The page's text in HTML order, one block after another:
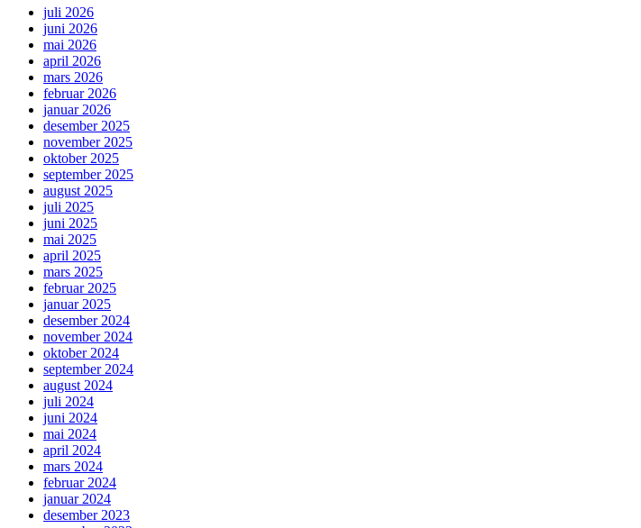
juli 2026
juni 2026
mai 2026
april 2026
mars 2026
februar 2026
januar 2026
desember 2025
november 2025
oktober 2025
september 2025
august 2025
juli 2025
juni 2025
mai 2025
april 2025
mars 2025
februar 2025
januar 2025
desember 2024
november 2024
oktober 2024
september 2024
august 2024
juli 2024
juni 2024
mai 2024
april 2024
mars 2024
februar 2024
januar 2024
desember 2023